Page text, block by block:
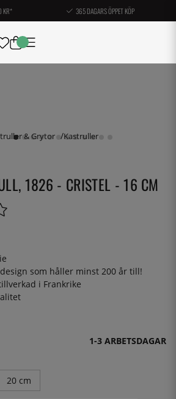
KR* 365 DAGARS ÖPPET KÖP
& Grytor Kastruller
1826 - CRISTEL - 16 CM
som håller minst 200 år till!
i Frankrike
1-3 ARBETSDAGAR
20 cm